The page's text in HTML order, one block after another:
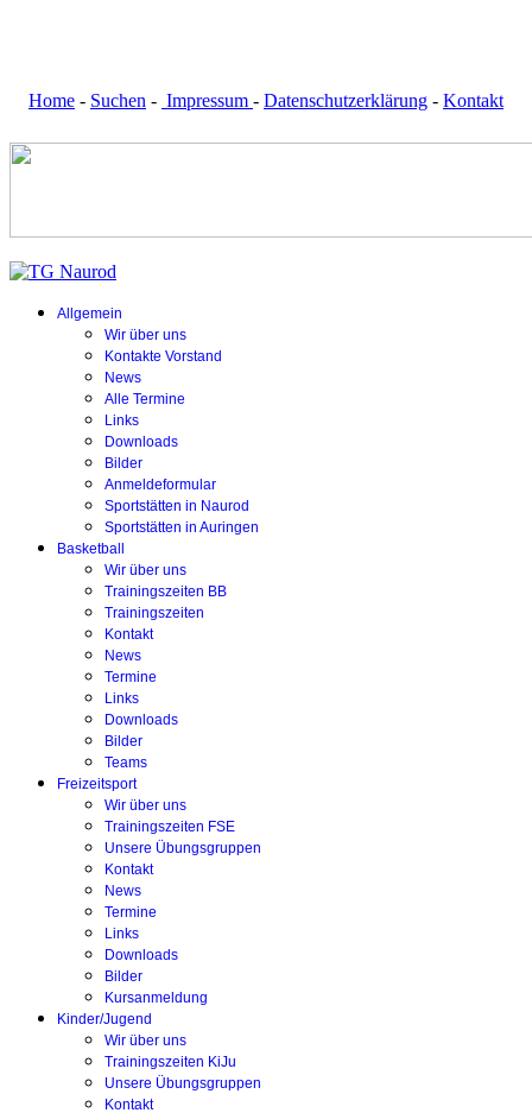
Home - Suchen - Impressum - Datenschutzerklärung - Kontakt
Allgemein
Wir über uns
Kontakte Vorstand
News
Alle Termine
Links
Downloads
Bilder
Anmeldeformular
Sportstätten in Naurod
Sportstätten in Auringen
Basketball
Wir über uns
Trainingszeiten BB
Trainingszeiten
Kontakt
News
Termine
Links
Downloads
Bilder
Teams
Freizeitsport
Wir über uns
Trainingszeiten FSE
Unsere Übungsgruppen
Kontakt
News
Termine
Links
Downloads
Bilder
Kursanmeldung
Kinder/Jugend
Wir über uns
Trainingszeiten KiJu
Unsere Übungsgruppen
Kontakt